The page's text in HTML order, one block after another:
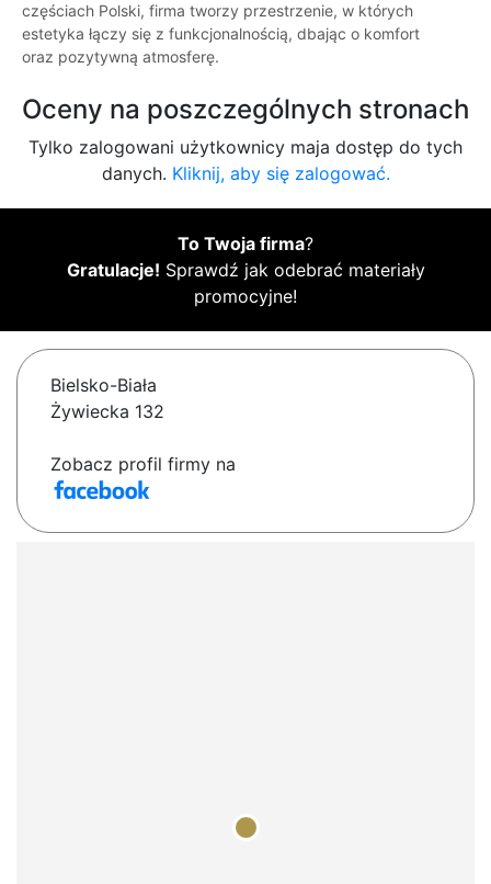
częściach Polski, firma tworzy przestrzenie, w których
estetyka łączy się z funkcjonalnością, dbając o komfort
oraz pozytywną atmosferę.
Oceny na poszczególnych stronach
Tylko zalogowani użytkownicy maja dostęp do tych
danych. Kliknij, aby się zalogować.
To Twoja firma?
Gratulacje! Sprawdź jak odebrać materiały
promocyjne!
Bielsko-Biała
Żywiecka 132
Zobacz profil firmy na